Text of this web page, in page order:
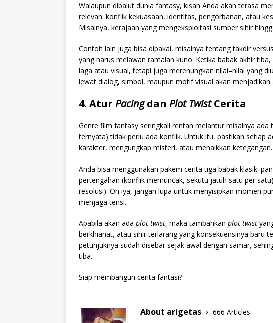
Walaupun dibalut dunia fantasy, kisah Anda akan terasa
relevan: konflik kekuasaan, identitas, pengorbanan, atau
Misalnya, kerajaan yang mengeksploitasi sumber sihir
Contoh lain juga bisa dipakai, misalnya tentang takdir
yang harus melawan ramalan kuno. Ketika babak akhir
laga atau visual, tetapi juga merenungkan nilai–nilai yang
lewat dialog, simbol, maupun motif visual akan
4. Atur Pacingdan Plot TwistCerita
Genre film fantasy seringkali rentan melantur misalnya
ternyata) tidak perlu ada konflik. Untuk itu, pastikan setiap
karakter, mengungkap misteri, atau menaikkan ketegangan.
Anda bisa menggunakan pakem cerita tiga babak klasik:
pertengahan (konflik memuncak, sekutu jatuh satu per
resolusi). Oh iya, jangan lupa untuk menyisipkan momen
menjaga tensi.
Apabila akan ada plot twist, maka tambahkan plot twist
berkhianat, atau sihir terlarang yang konsekuensinya baru
petunjuknya sudah disebar sejak awal dengan samar,
tiba.
Siap membangun cerita fantasi?
About arigetas
666 Articles